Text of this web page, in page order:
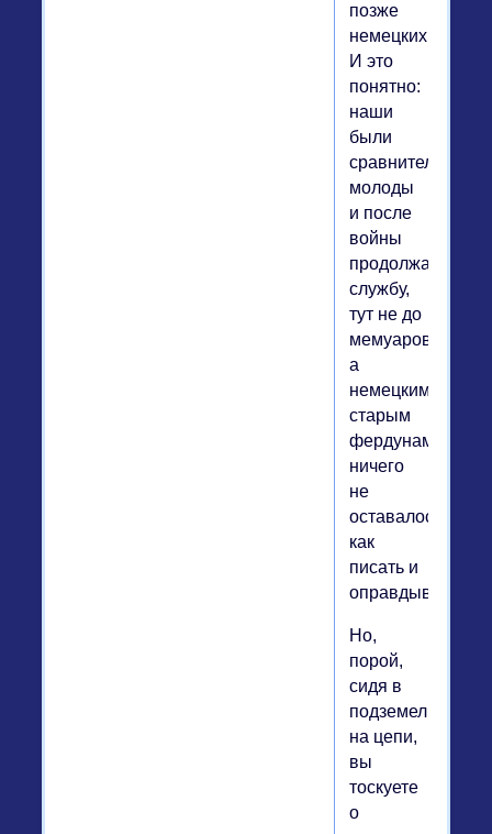
позже
немецких.
И это
понятно:
наши
были
сравнительно
молоды
и после
войны
продолжали
службу,
тут не до
мемуаров,
а
немецким
старым
фердунам
ничего
не
оставалось,
как
писать и
оправдываться.
Но,
порой,
сидя в
подземелье
на цепи,
вы
тоскуете
о